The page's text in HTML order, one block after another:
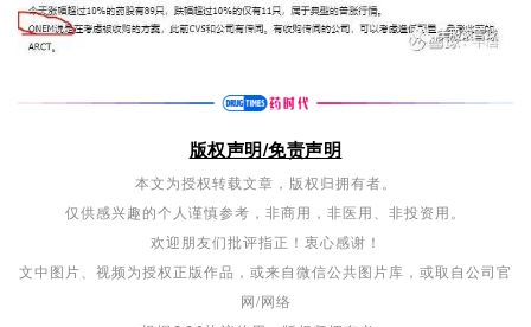
版权声明/免责声明
本文为授权转载文章，版权归拥有者。
仅供感兴趣的个人谨慎参考，非商用，非医用、非投资用。
欢迎朋友们批评指正！衷心感谢！
文中图片、视频为授权正版作品，或来自微信公共图片库，或取自公司官
网/网络